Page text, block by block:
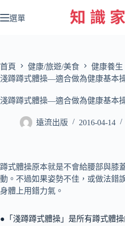
至
容
選單
首頁 健康/旅遊/美食
健康養生
淺蹲蹲式體操—適合做為健康基本
淺蹲蹲式體操—適合做為健康基本
遠流出版 2016-04-14
蹲式體操原本就是不會給腰部與膝
動。不過如果姿勢不佳，或做法錯
身體上用錯力氣。
●「淺蹲蹲式體操」是所有蹲式體